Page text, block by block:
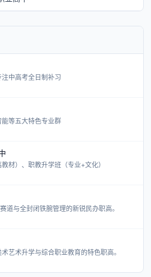
中高考全日制补习
等五大特色专业群
材）、职教升学班（专业+文化）
道与全封闭铁腕管理的新锐民办职高。
艺术升学与综合职业教育的特色职高。